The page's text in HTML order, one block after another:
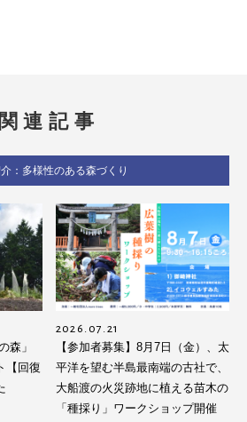
関連記事
：多様性のある森づくり
森」
【回復
2026.07.21
【参加者募集】8月7日（金）、太
平洋を望む半島最南端の古社で、
大船渡の火災跡地に植える苗木の
「種採り」ワークショップ開催